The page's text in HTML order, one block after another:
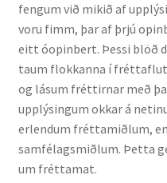
Kennsluefni
Yfirlit um kennslu
Stjórnun
Innan Háskólans
fengum við mikið af
voru fimm, þar af þrjú
eitt óopinbert. Þessi blöð
taum flokkanna í
og lásum fréttirnar með
upplýsingum okkar á
erlendum fréttamiðlum,
samfélagsmiðlum. Þetta
um fréttamat.